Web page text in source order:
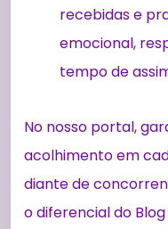
recebidas e
emocional,
tempo de
No nosso portal,
acolhimento em
diante de
o diferencial do